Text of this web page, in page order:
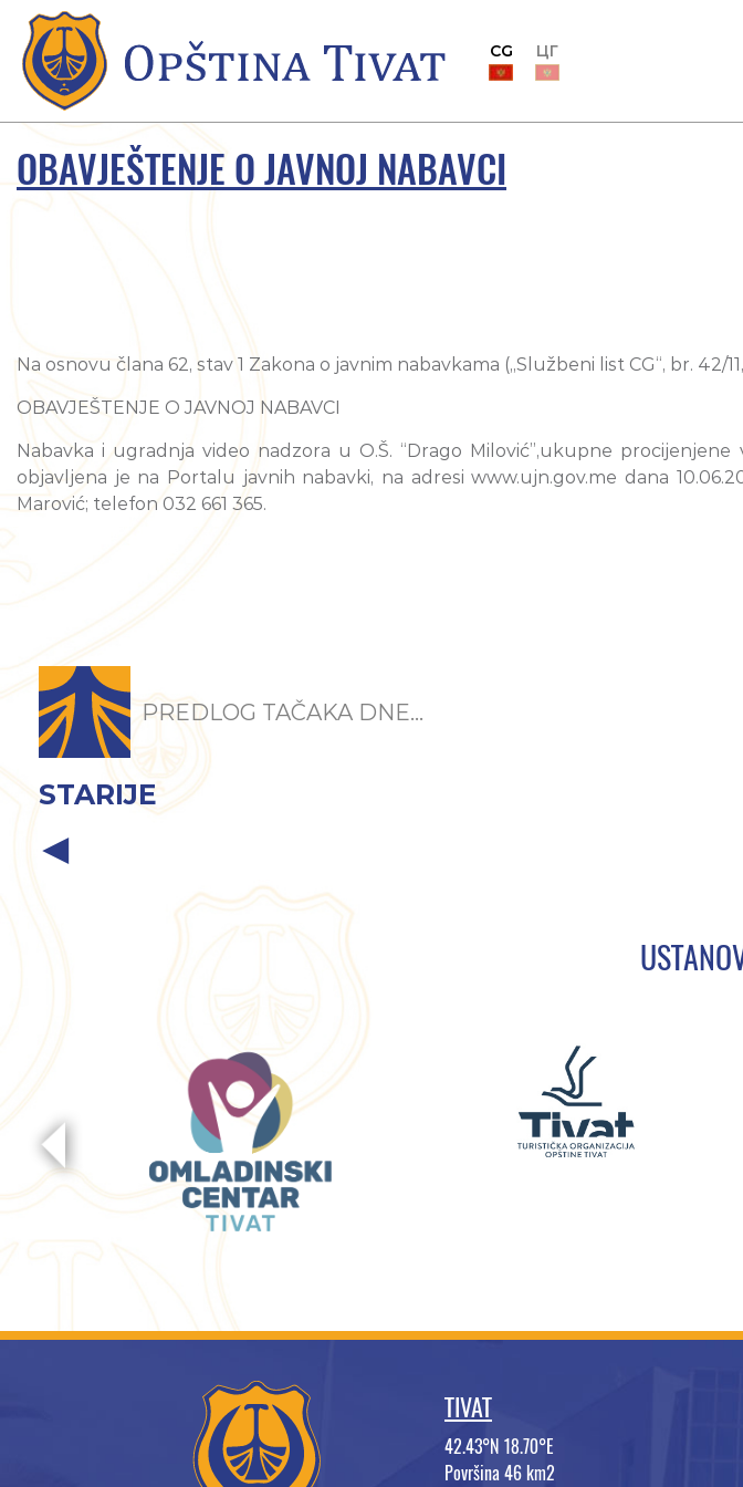
CG ЦГ
OBAVJEŠTENJE O JAVNOJ NABAVCI
Na osnovu člana 62, stav 1 Zakona o javnim nabavkama („Službeni list CG“, br. 42/
OBAVJEŠTENJE O JAVNOJ NABAVCI
Nabavka i ugradnja video nadzora u O.Š. “Drago Milović”,ukupne
objavljena je na Portalu javnih nabavki, na adresi www.ujn.gov.me dana
Marović; telefon 032 661 365.
PREDLOG TAČAKA DNE...
STARIJE
TIVAT
42.43°N 18.70°E
Površina 46 km2